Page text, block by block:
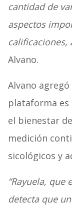
cantidad de
aspectos
calificaciones,
Alvano.
Alvano
plataforma
el bienestar
medición
sicológicos y
“Rayuela,
detecta que